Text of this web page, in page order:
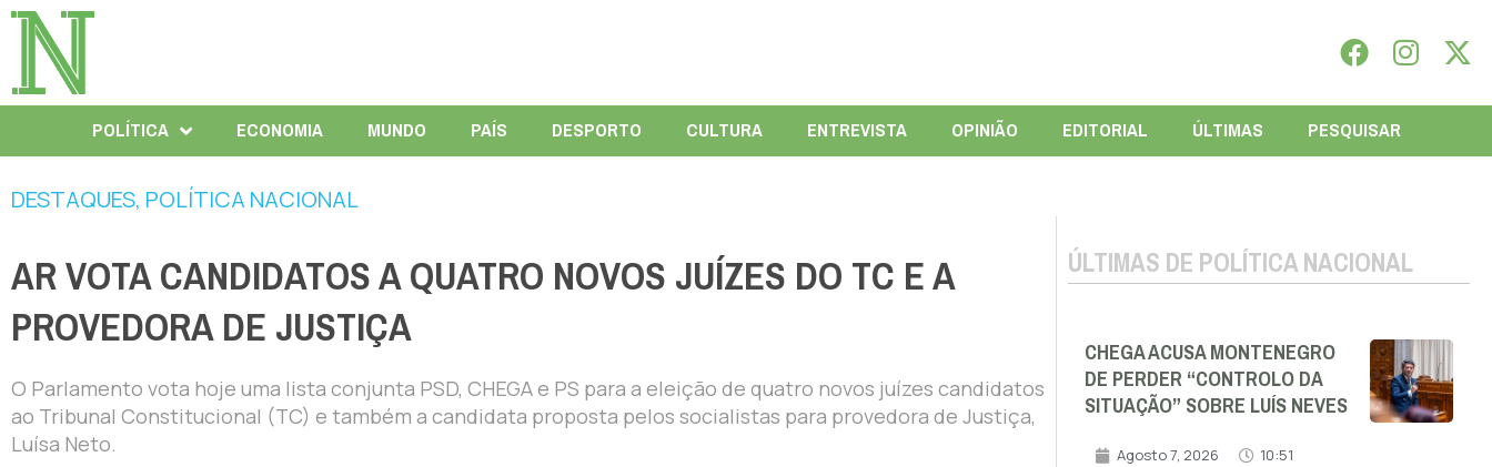
POLÍTICA ECONOMIA MUNDO PAÍS DESPORTO CULTURA ENTREVISTA OPINIÃO EDITORIAL ÚLTIMAS PESQUISAR
DESTAQUES, POLÍTICA NACIONAL
AR VOTA CANDIDATOS A QUATRO NOVOS JUÍZES DO TC E A
PROVEDORA DE JUSTIÇA
O Parlamento vota hoje uma lista conjunta PSD, CHEGA e PS para a eleição de quatro novos juízes candidatos
ao Tribunal Constitucional (TC) e também a candidata proposta pelos socialistas para provedora de Justiça,
Luísa Neto.
ÚLTIMAS DE POLÍTICA NACIONAL
CHEGA ACUSA MONTENEGRO
DE PERDER “CONTROLO DA
SITUAÇÃO” SOBRE LUÍS NEVES
Agosto 7, 2026 10:51